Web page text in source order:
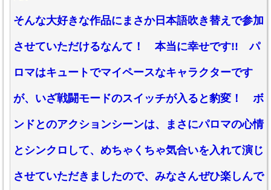
そんな大好きな作品にまさか日本語吹き替えで参加
させていただけるなんて！ 本当に幸せです!! パ
ロマはキュートでマイペースなキャラクターです
が、いざ戦闘モードのスイッチが入ると豹変！ ボ
ンドとのアクションシーンは、まさにパロマの心情
とシンクロして、めちゃくちゃ気合いを入れて演じ
させていただきましたので、みなさんぜひ楽しんで